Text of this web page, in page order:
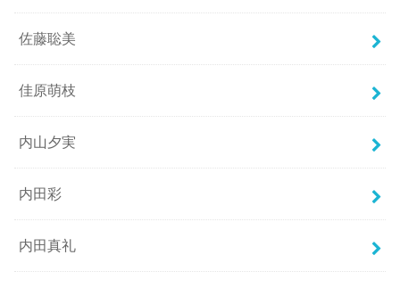
佐藤聡美
佳原萌枝
内山夕実
内田彩
内田真礼